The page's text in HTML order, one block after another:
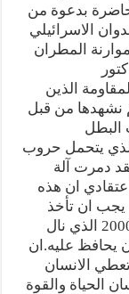
بدعوة من
الاسرائيلي
المطران
الذين
نشهدها من قبل
البطل
يتحمل حروب
دمرت آلة
ان هذه
يجب ان تأخذ
الكثير من المعايير الدولية، وان انجاز عام 2000 الذي نال
يحافظ عليه.ان
الانسان
الحياة والقوة